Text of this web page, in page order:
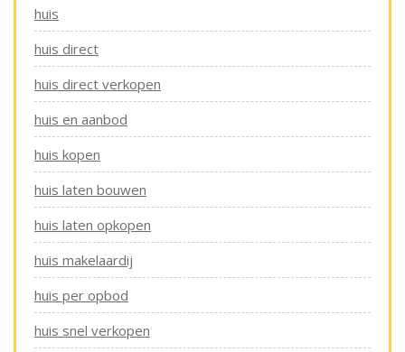
huis
huis direct
huis direct verkopen
huis en aanbod
huis kopen
huis laten bouwen
huis laten opkopen
huis makelaardij
huis per opbod
huis snel verkopen